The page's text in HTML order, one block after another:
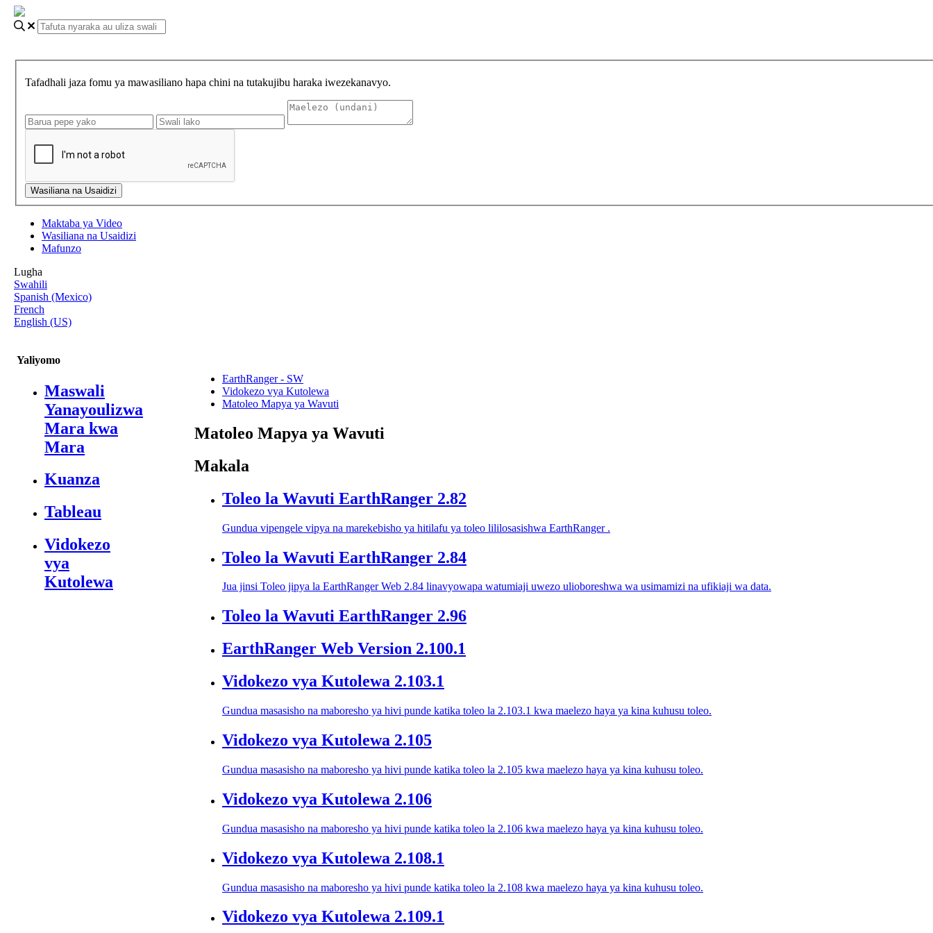
Tafadhali jaza fomu ya mawasiliano hapa chini na tutakujibu haraka iwezekanavyo.
Maktaba ya Video
Wasiliana na Usaidizi
Mafunzo
Lugha
Swahili
Spanish (Mexico)
French
English (US)
Yaliyomo
Maswali
Yanayoulizwa
Mara kwa
Mara
Kuanza
Tableau
Vidokezo
vya
Kutolewa
EarthRanger - SW
Vidokezo vya Kutolewa
Matoleo Mapya ya Wavuti
Matoleo Mapya ya Wavuti
Makala
Toleo la Wavuti EarthRanger 2.82
Gundua vipengele vipya na marekebisho ya hitilafu ya toleo lililosasishwa EarthRanger .
Toleo la Wavuti EarthRanger 2.84
Jua jinsi Toleo jipya la EarthRanger Web 2.84 linavyowapa watumiaji uwezo ulioboreshwa wa usimamizi na ufikiaji wa data.
Toleo la Wavuti EarthRanger 2.96
EarthRanger Web Version 2.100.1
Vidokezo vya Kutolewa 2.103.1
Gundua masasisho na maboresho ya hivi punde katika toleo la 2.103.1 kwa maelezo haya ya kina kuhusu toleo.
Vidokezo vya Kutolewa 2.105
Gundua masasisho na maboresho ya hivi punde katika toleo la 2.105 kwa maelezo haya ya kina kuhusu toleo.
Vidokezo vya Kutolewa 2.106
Gundua masasisho na maboresho ya hivi punde katika toleo la 2.106 kwa maelezo haya ya kina kuhusu toleo.
Vidokezo vya Kutolewa 2.108.1
Gundua masasisho na maboresho ya hivi punde katika toleo la 2.108 kwa maelezo haya ya kina kuhusu toleo.
Vidokezo vya Kutolewa 2.109.1